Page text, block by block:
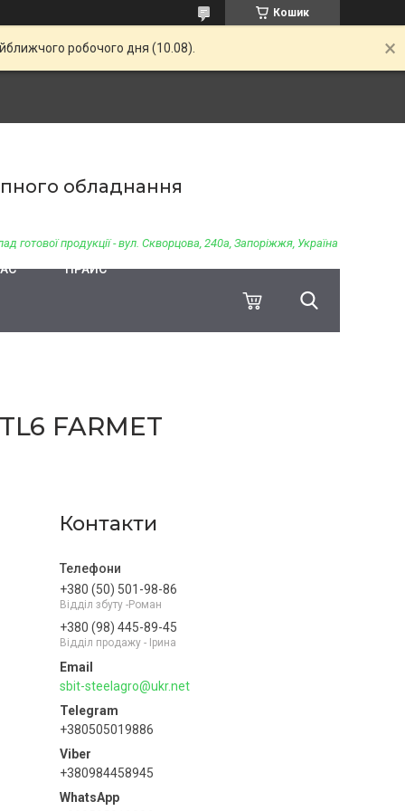
Кошик
робочого дня (10.08).
обладнання
готової продукції - вул. Скворцова, 240а, Запоріжжя, Україна
ПРАЙС
FARMET
Контакти
+380 (50) 501-98-86
Відділ збуту -Роман
+380 (98) 445-89-45
Відділ продажу - Ірина
sbit-steelagro@ukr.net
+380505019886
+380984458945